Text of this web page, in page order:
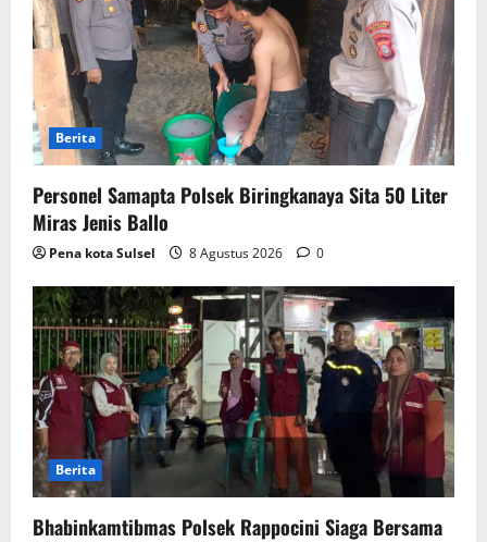
Berita
Personel Samapta Polsek Biringkanaya Sita 50 Liter
Miras Jenis Ballo
Pena kota Sulsel 8 Agustus 2026 0
Berita
Bhabinkamtibmas Polsek Rappocini Siaga Bersama